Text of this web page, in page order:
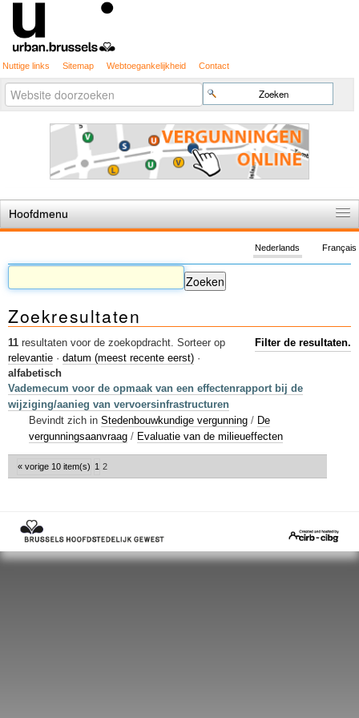
Nuttige links Sitemap Webtoegankelijkheid Contact
Zoek
Geavanceerd
zoeken...
Hoofdmenu
De spelregels
Stedenbouwkundige vergunning
Cartografie
Studies en publicaties
Sleutelwoorden
Stedenbouwkundige inlichtingen
Français
Nederlands
Zoekresultaten
11 resultaten voor de zoekopdracht. Filter de resultaten.
Sorteer op
relevantie · datum (meest recente eerst) ·
alfabetisch
Vademecum voor de opmaak van een effectenrapport bij de
wijziging/aanieg van vervoersinfrastructuren
Bevindt zich in Stedenbouwkundige vergunning / De
vergunningsaanvraag / Evaluatie van de milieueffecten
« vorige 10 item(s) 1 2